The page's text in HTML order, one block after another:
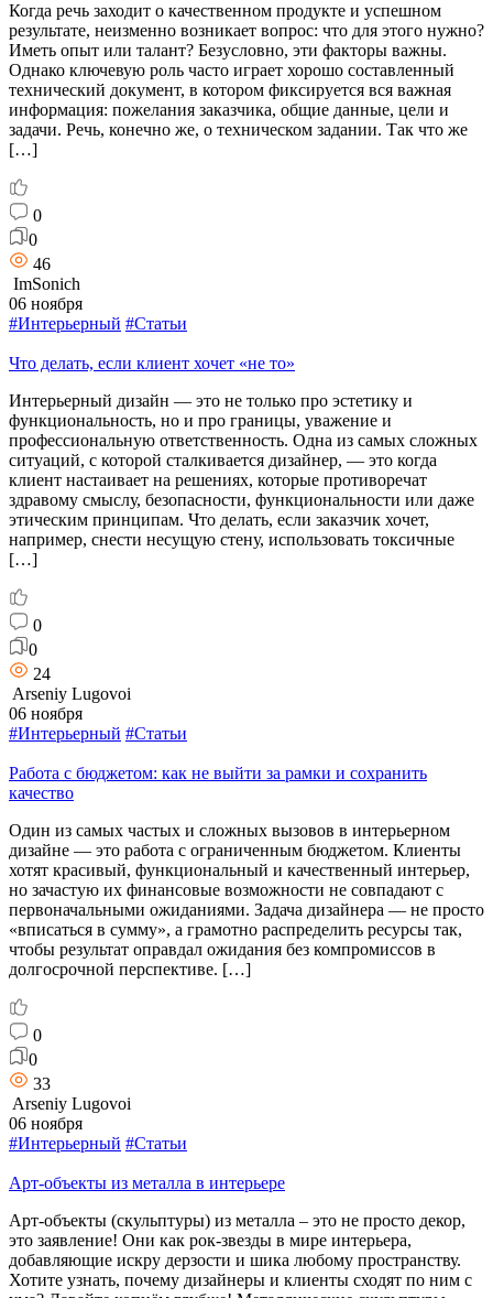
Когда речь заходит о качественном продукте и успешном
результате, неизменно возникает вопрос: что для этого нужно?
Иметь опыт или талант? Безусловно, эти факторы важны.
Однако ключевую роль часто играет хорошо составленный
технический документ, в котором фиксируется вся важная
информация: пожелания заказчика, общие данные, цели и
задачи. Речь, конечно же, о техническом задании. Так что же
[…]
0
0
46
ImSonich
06 ноября
#Интерьерный #Статьи
Что делать, если клиент хочет «не то»
Интерьерный дизайн — это не только про эстетику и
функциональность, но и про границы, уважение и
профессиональную ответственность. Одна из самых сложных
ситуаций, с которой сталкивается дизайнер, — это когда
клиент настаивает на решениях, которые противоречат
здравому смыслу, безопасности, функциональности или даже
этическим принципам. Что делать, если заказчик хочет,
например, снести несущую стену, использовать токсичные
[…]
0
0
24
Arseniy Lugovoi
06 ноября
#Интерьерный #Статьи
Работа с бюджетом: как не выйти за рамки и сохранить
качество
Один из самых частых и сложных вызовов в интерьерном
дизайне — это работа с ограниченным бюджетом. Клиенты
хотят красивый, функциональный и качественный интерьер,
но зачастую их финансовые возможности не совпадают с
первоначальными ожиданиями. Задача дизайнера — не просто
«вписаться в сумму», а грамотно распределить ресурсы так,
чтобы результат оправдал ожидания без компромиссов в
долгосрочной перспективе. […]
0
0
33
Arseniy Lugovoi
06 ноября
#Интерьерный #Статьи
Арт-объекты из металла в интерьере
Арт-объекты (скульптуры) из металла – это не просто декор,
это заявление! Они как рок-звезды в мире интерьера,
добавляющие искру дерзости и шика любому пространству.
Хотите узнать, почему дизайнеры и клиенты сходят по ним с